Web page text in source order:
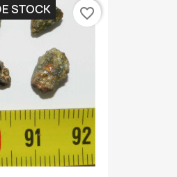
STOCK favorite_border